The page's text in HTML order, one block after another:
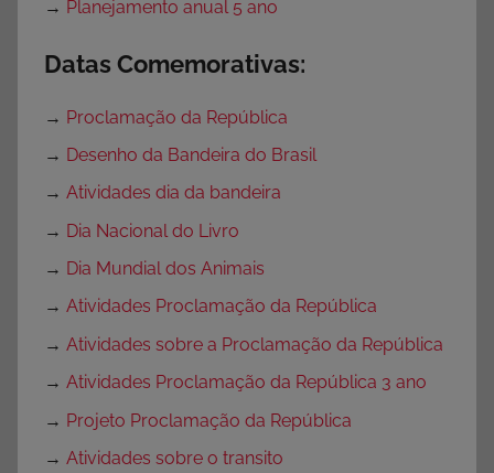
→ Planejamento anual 5 ano
Datas Comemorativas:
→ Proclamação da República
→ Desenho da Bandeira do Brasil
→ Atividades dia da bandeira
→ Dia Nacional do Livro
→ Dia Mundial dos Animais
→ Atividades Proclamação da República
→ Atividades sobre a Proclamação da República
→ Atividades Proclamação da República 3 ano
→ Projeto Proclamação da República
→ Atividades sobre o transito